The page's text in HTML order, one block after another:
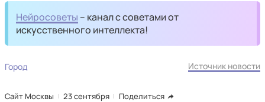
Нейросоветы – канал с советами от
искусственного интеллекта!
Город Источник новости
Сайт Москвы 23 сентября Поделиться